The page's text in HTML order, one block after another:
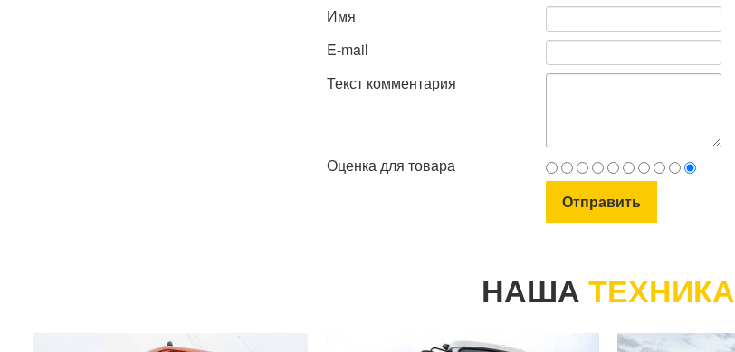
Имя
E-mail
Текст комментария
Оценка для товара
НАША ТЕХНИКА